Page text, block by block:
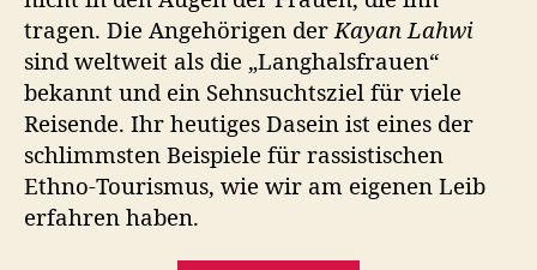
tragen. Die Angehörigen derKayan Lahwi
sind weltweit als die „Langhalsfrauen“
bekannt und ein Sehnsuchtsziel für viele
Reisende. Ihr heutiges Dasein ist eines der
schlimmsten Beispiele für rassistischen
Ethno-Tourismus, wie wir am eigenen Leib
erfahren haben.